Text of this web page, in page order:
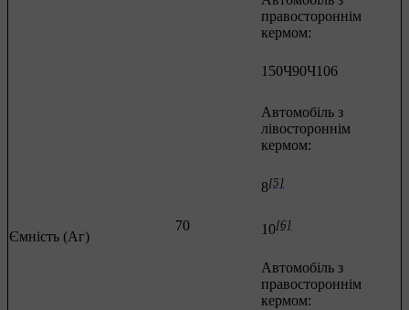
правостороннім
кермом:
150Ч90Ч106
Ємність (Аг)
70
Автомобіль з
лівостороннім
кермом:
8[5]
10[6]
Автомобіль з
правостороннім
кермом: